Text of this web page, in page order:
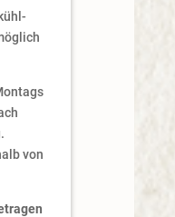
von